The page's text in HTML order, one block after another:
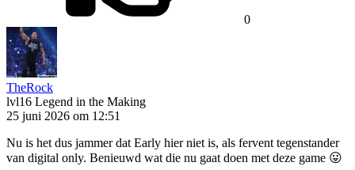
0
TheRock
lvl16 Legend in the Making
25 juni 2026 om 12:51
Nu is het dus jammer dat Early hier niet is, als fervent tegenstander
van digital only. Benieuwd wat die nu gaat doen met deze game 😛